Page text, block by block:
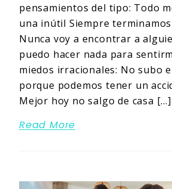
pensamientos del tipo: Todo
una inútil Siempre
Nunca voy a encontrar a
puedo hacer nada para
miedos irracionales: No subo
porque podemos tener un
Mejor hoy no salgo de casa […]
Read More